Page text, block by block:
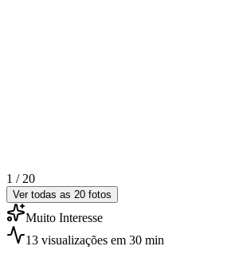
1 / 20
Ver todas as 20 fotos
Muito Interesse
13 visualizações em 30 min